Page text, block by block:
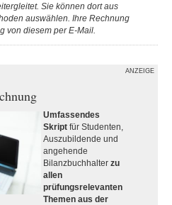
Sie können dort aus
auswählen. Ihre Rechnung
von diesem per E-Mail.
ANZEIGE
Umfassendes
Skript für Studenten,
Auszubildende und
angehende
Bilanzbuchhalter zu
allen
prüfungsrelevanten
Themen aus der